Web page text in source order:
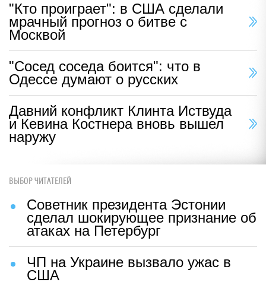
"Кто проиграет": в США сделали
мрачный прогноз о битве с
Москвой
"Сосед соседа боится": что в
Одессе думают о русских
Давний конфликт Клинта Иствуда
и Кевина Костнера вновь вышел
наружу
ВЫБОР ЧИТАТЕЛЕЙ
Советник президента Эстонии
сделал шокирующее признание об
атаках на Петербург
ЧП на Украине вызвало ужас в
США